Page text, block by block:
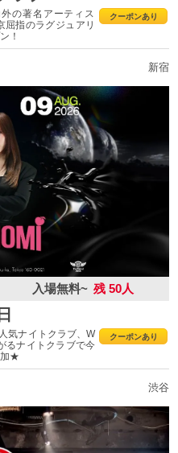
クーポンあり
の著名アーティス
屈指のラグジュアリ
！
新宿
入場無料~ 残 50人
クーポンあり
気ナイトクラブ、W
るナイトクラブで今
加★
渋谷